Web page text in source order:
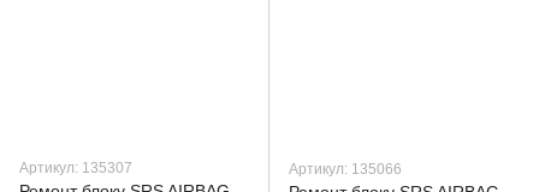
Артикул: 135307 Артикул: 135066